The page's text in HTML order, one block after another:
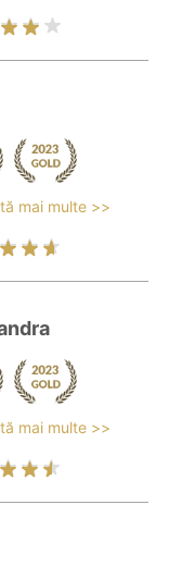
mai multe >>
mai multe >>